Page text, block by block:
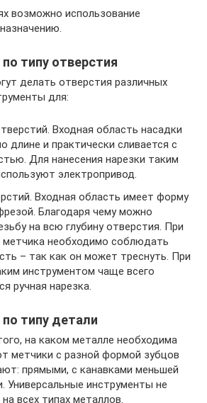
возможно использование
типу отверстия
делать отверстия различных
для:
Входная область насадки
длине и практически сливается с
Для нанесения нарезки таким
электропривод.
Входная область имеет форму
Благодаря чему можно
на всю глубину отверстия. При
метчика необходимо соблюдать
– так как он может треснуть. При
инструментом чаще всего
ручная нарезка.
типу детали
на каком металле необходима
метчики с разной формой зубцов
прямыми, с канавками меньшей
Универсальные инструменты не
всех типах металлов.